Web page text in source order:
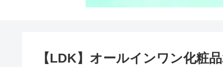
【LDK】オールインワン化粧